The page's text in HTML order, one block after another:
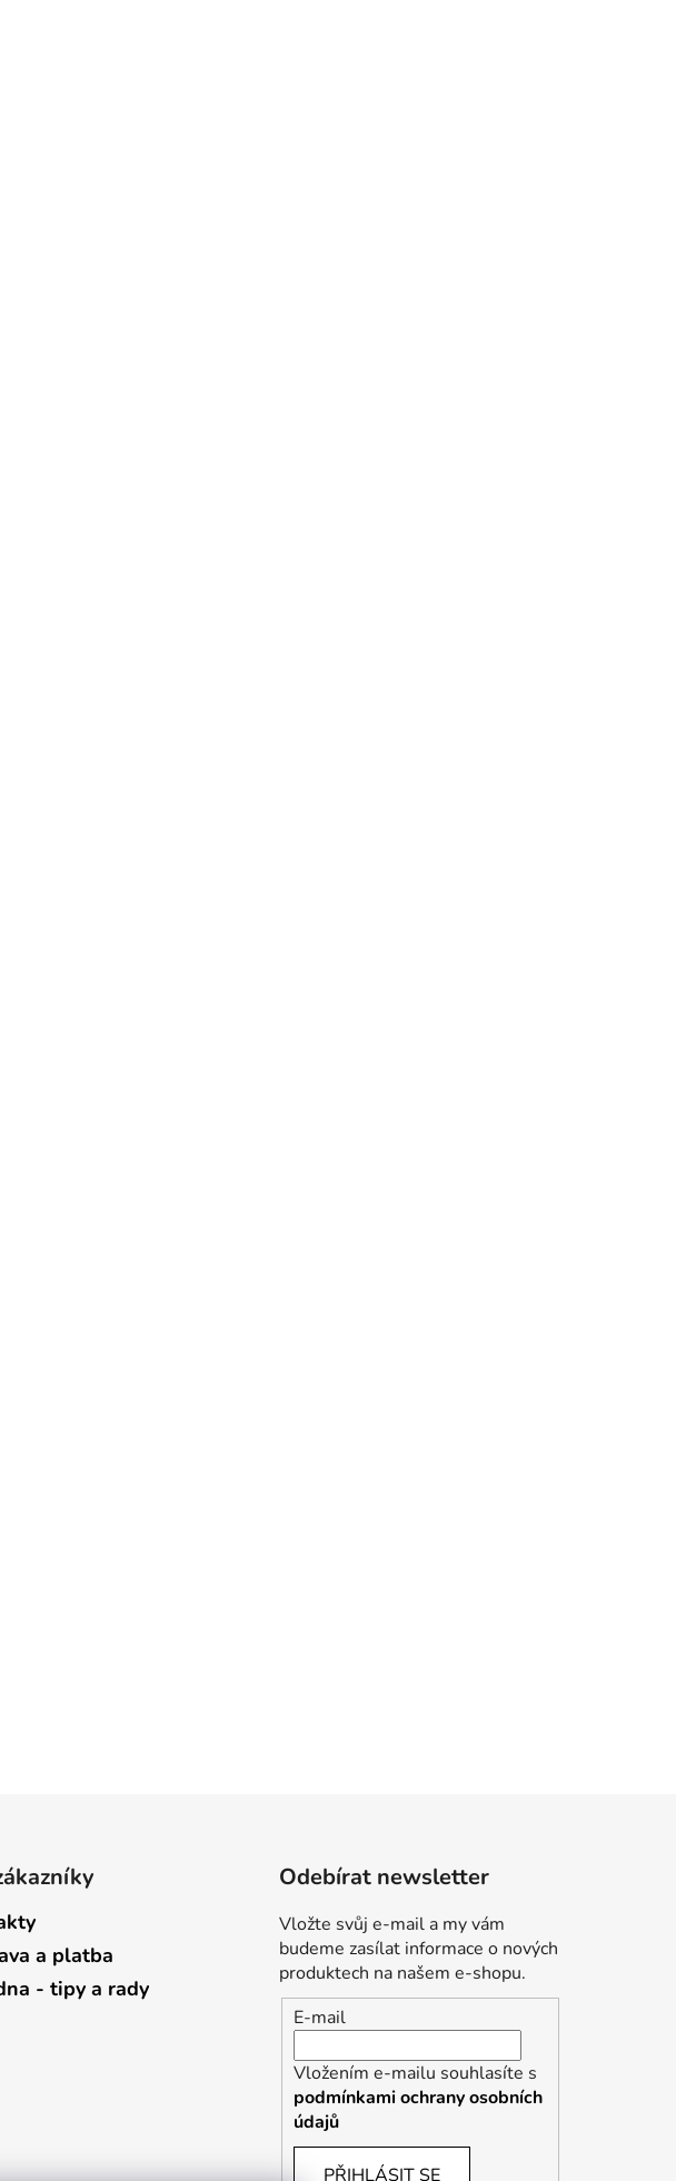
a platba
- tipy a rady
Odebírat newsletter
Vložte svůj e-mail a my vám
budeme zasílat informace o nových
produktech na našem e-shopu.
E-mail
Vložením e-mailu souhlasíte s
podmínkami ochrany osobních
údajů
PŘIHLÁSIT SE